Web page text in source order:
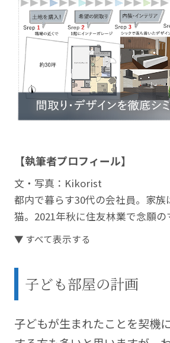
【執筆者プロフィール】
文・写真：Kikorist
都内で暮らす30代の会社員。家族
猫。2021年秋に住友林業で念願の
ました。
こだわりポイントや検討の過程を
す。
住友林業との家づくりやライフス
ログを運営中。 blog https://
▼ すべて表示する
子ども部屋の計画
子どもが生まれたことを契機